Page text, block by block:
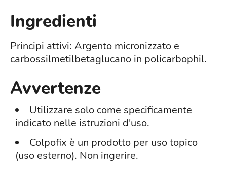
Ingredienti
Principi attivi: Argento micronizzato e
carbossilmetilbetaglucano in policarbophil.
Avvertenze
Utilizzare solo come specificamente
indicato nelle istruzioni d'uso.
Colpofix è un prodotto per uso topico
(uso esterno). Non ingerire.